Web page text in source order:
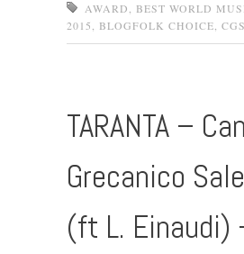
AWARD, BEST WORLD
2015, BLOGFOLK CHOICE, CGS
TARANTA –
Grecanico
(ft L. Einaudi)